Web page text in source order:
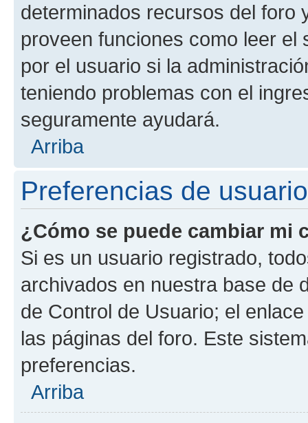
determinados recursos del foro
proveen funciones como leer el
por el usuario si la
teniendo problemas con el
seguramente ayudará.
Arriba
Preferencias de
¿Cómo se puede cambiar mi
Si es un usuario registrado,
archivados en nuestra base de
de Control de Usuario; el
las páginas del foro. Este
preferencias.
Arriba